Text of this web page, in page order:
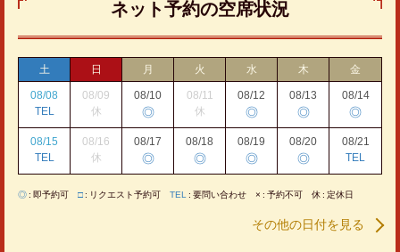
ネット予約の空席状況
土 日 月 火 水 木 金
08/08
TEL
08/09
休
08/10
◎
08/11
休
08/12
◎
08/13
◎
08/14
◎
08/15
TEL
08/16
休
08/17
◎
08/18
◎
08/19
◎
08/20
◎
08/21
TEL
◎ 即予約可 □ リクエスト予約可 TEL 要問い合わせ × 予約不可 休 定休日
その他の日付を見る